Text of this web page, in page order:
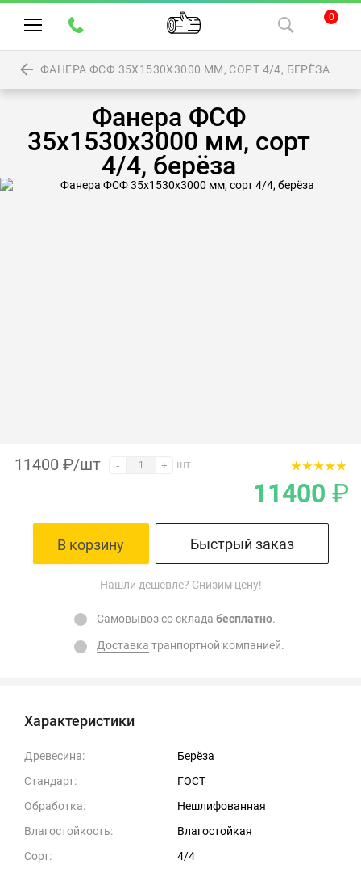
0
ФАНЕРА ФСФ 35Х1530Х3000 ММ, СОРТ 4/4, БЕРЁЗА
Фанера ФСФ
35х1530х3000 мм, сорт
4/4, берёза
Характеристики
Древесина:
Берёза
Стандарт:
ГОСТ
Обработка:
Нешлифованная
Влагостойкость:
Влагостойкая
Сорт:
4/4
11400 ₽/шт - + шт
11400 ₽
В корзину Быстрый заказ
Нашли дешевле? Снизим цену!
Самовывоз со склада бесплатно.
Доставка транпортной компанией.